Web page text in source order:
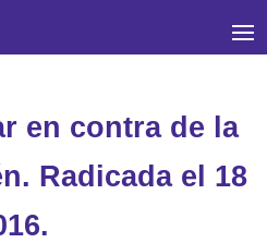
en contra de la
Radicada el 18